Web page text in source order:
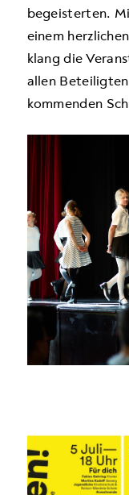
begeisterten.
einem
klang die
allen
kommenden